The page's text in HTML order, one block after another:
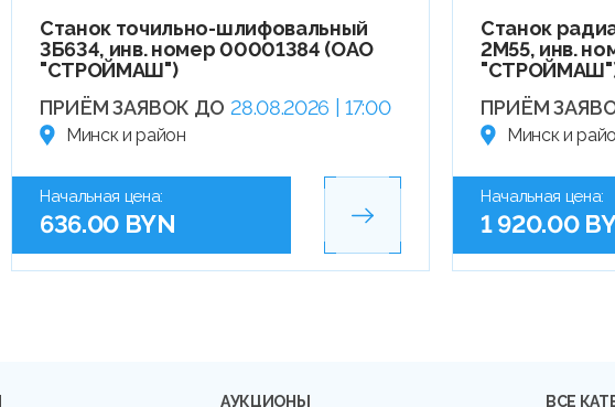
Станок точильно-шлифовальный
3Б634, инв. номер 00001384 (ОАО
"СТРОЙМАШ")
ПРИЁМ ЗАЯВОК ДО 28.08.2026 | 17:00
Минск и район
Начальная цена:
636.00 BYN
Станок
2М55, инв.
ПРИЁМ
Минск и
Начальная цена:
1 920.00
АУКЦИОНЫ ВСЕ